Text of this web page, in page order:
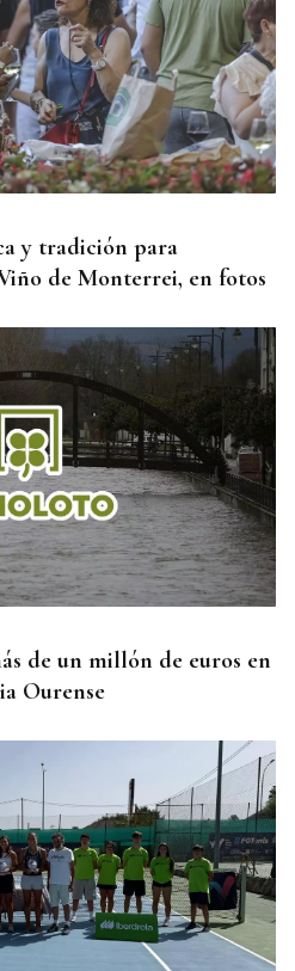
salto de “Cohete”
que dejó sin
y tradición para
de Monterrei, en fotos
de un millón de euros en
Ourense